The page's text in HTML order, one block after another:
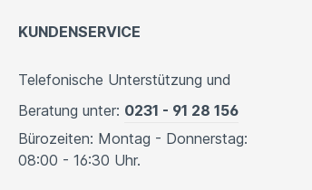
KUNDENSERVICE
Telefonische Unterstützung und
Beratung unter: 0231 - 91 28 156
Bürozeiten: Montag - Donnerstag:
08:00 - 16:30 Uhr.